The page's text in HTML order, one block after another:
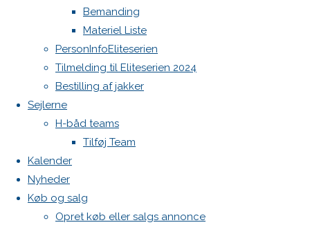
Bemanding
Materiel Liste
PersonInfoEliteserien
Tilmelding til Eliteserien 2024
Bestilling af jakker
Sejlerne
H-båd teams
Tilføj Team
Kalender
Nyheder
Køb og salg
Opret køb eller salgs annonce
Anders
Harfot
https://www.dba.dk/h-
baad/id-
1113966487/?
aharfot@gmail.com